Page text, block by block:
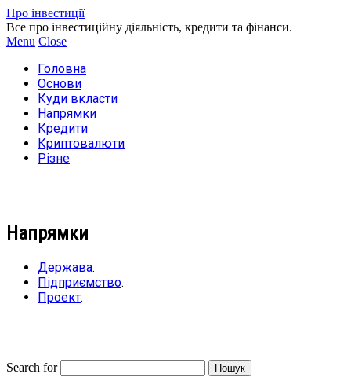
Про інвестиції
Все про інвестиційну діяльність, кредити та фінанси.
Menu Close
Головна
Основи
Куди вкласти
Напрямки
Кредити
Криптовалюти
Різне
Напрямки
Держава.
Підприємство.
Проект.
Search for